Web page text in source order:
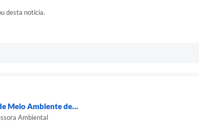
desta notícia.
Meio Ambiente de...
Ambiental